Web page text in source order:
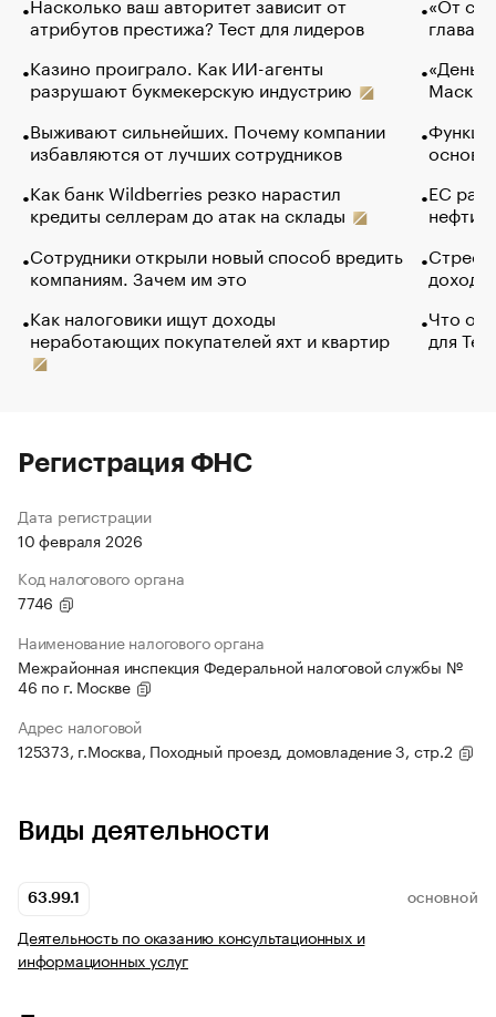
атрибутов престижа? Тест для лидеров
Казино проиграло. Как ИИ-агенты
разрушают букмекерскую индустрию
Выживают сильнейших. Почему компании
избавляются от лучших сотрудников
Как банк Wildberries резко нарастил
кредиты селлерам до атак на склады
Сотрудники открыли новый способ вредить
компаниям. Зачем им это
Как налоговики ищут доходы
неработающих покупателей яхт и квартир
глава
Маск в
основ
ЕС
нефти
Что
для
Регистрация ФНС
Дата регистрации
10 февраля 2026
Код налогового органа
7746
Наименование налогового органа
Межрайонная инспекция Федеральной налоговой службы №
46 по г. Москве
Адрес налоговой
125373, г.Москва, Походный проезд, домовладение 3, стр.2
Виды деятельности
63.99.1 ОСНОВНОЙ
Деятельность по оказанию консультационных и
информационных услуг